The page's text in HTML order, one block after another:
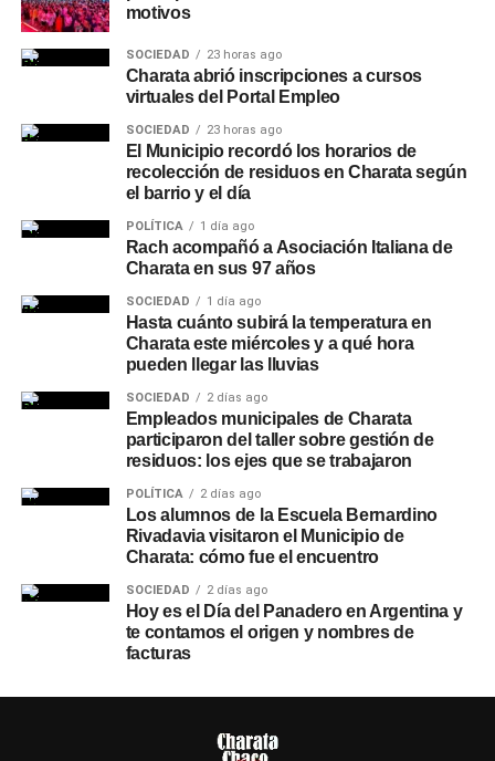
motivos
SOCIEDAD 23 horas ago
Charata abrió inscripciones a cursos
virtuales del Portal Empleo
SOCIEDAD 23 horas ago
El Municipio recordó los horarios de
recolección de residuos en Charata según
el barrio y el día
POLÍTICA 1 día ago
Rach acompañó a Asociación Italiana de
Charata en sus 97 años
SOCIEDAD 1 día ago
Hasta cuánto subirá la temperatura en
Charata este miércoles y a qué hora
pueden llegar las lluvias
SOCIEDAD 2 días ago
Empleados municipales de Charata
participaron del taller sobre gestión de
residuos: los ejes que se trabajaron
POLÍTICA 2 días ago
Los alumnos de la Escuela Bernardino
Rivadavia visitaron el Municipio de
Charata: cómo fue el encuentro
SOCIEDAD 2 días ago
Hoy es el Día del Panadero en Argentina y
te contamos el origen y nombres de
facturas